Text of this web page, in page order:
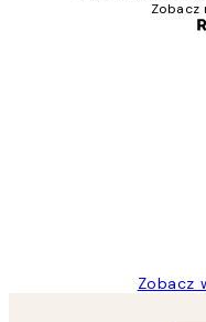
Zobacz
Zobacz